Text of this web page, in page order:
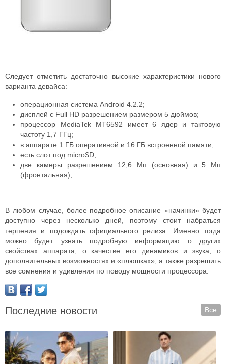
Следует отметить достаточно высокие характеристики нового
варианта девайса:
операционная система Android 4.2.2;
дисплей с Full HD разрешением размером 5 дюймов;
процессор MediaTek MT6592 имеет 6 ядер и тактовую
частоту 1,7 ГГц;
в аппарате 1 ГБ оперативной и 16 ГБ встроенной памяти;
есть слот под microSD;
две камеры разрешением 12,6 Мп (основная) и 5 Мп
(фронтальная);
В любом случае, более подробное описание «начинки» будет
доступно через несколько дней, поэтому стоит набраться
терпения и подождать официального релиза. Именно тогда
можно будет узнать подробную информацию о других
свойствах аппарата, о качестве его динамиков и звука, о
дополнительных возможностях и «плюшках», а также разрешить
все сомнения и удивления по поводу мощности процессора.
Все
Последние новости